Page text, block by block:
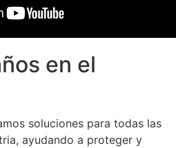
en el
soluciones para todas las
ayudando a proteger y